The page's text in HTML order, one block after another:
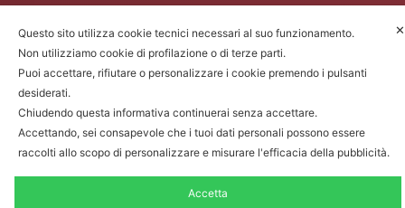
P.I. 00541050480 – © 2022. Tutti i diritti
riservati.
Termini e condizioni di vendita
✕
Questo sito utilizza cookie tecnici necessari al suo funzionamento.
Non utilizziamo cookie di profilazione o di terze parti.
Puoi accettare, rifiutare o personalizzare i cookie premendo i pulsanti
desiderati.
Chiudendo questa informativa continuerai senza accettare.
Accettando, sei consapevole che i tuoi dati personali possono essere
raccolti allo scopo di personalizzare e misurare l'efficacia della pubblicità.
Accetta